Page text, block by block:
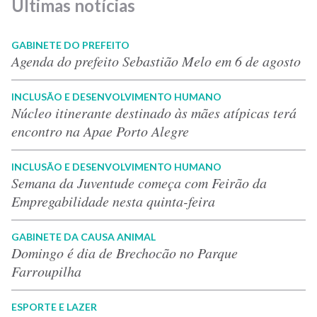
Últimas notícias
GABINETE DO PREFEITO
Agenda do prefeito Sebastião Melo em 6 de agosto
INCLUSÃO E DESENVOLVIMENTO HUMANO
Núcleo itinerante destinado às mães atípicas terá
encontro na Apae Porto Alegre
INCLUSÃO E DESENVOLVIMENTO HUMANO
Semana da Juventude começa com Feirão da
Empregabilidade nesta quinta-feira
GABINETE DA CAUSA ANIMAL
Domingo é dia de Brechocão no Parque
Farroupilha
ESPORTE E LAZER